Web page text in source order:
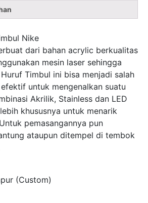
Nike
dari bahan acrylic berkualitas
mesin laser sehingga
Timbul ini bisa menjadi salah
untuk mengenalkan suatu
Akrilik, Stainless dan LED
khususnya untuk menarik
pemasangannya pun
ataupun ditempel di tembok
(Custom)